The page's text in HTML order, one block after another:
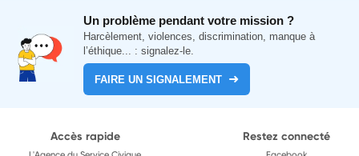
Un problème pendant votre mission ?
Harcèlement, violences, discrimination, manque à
l’éthique... : signalez-le.
FAIRE UN SIGNALEMENT
Accès rapide Restez connecté